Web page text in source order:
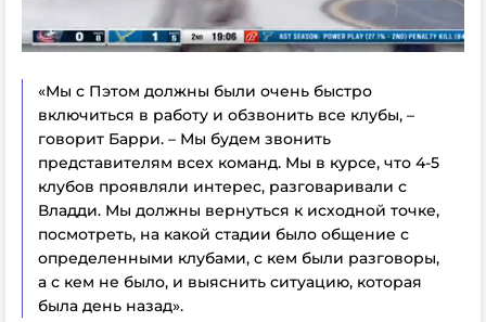
«Мы с Пэтом должны были очень быстро
включиться в работу и обзвонить все клубы, –
говорит Барри. – Мы будем звонить
представителям всех команд. Мы в курсе, что 4-5
клубов проявляли интерес, разговаривали с
Владди. Мы должны вернуться к исходной точке,
посмотреть, на какой стадии было общение с
определенными клубами, с кем были разговоры,
а с кем не было, и выяснить ситуацию, которая
была день назад».